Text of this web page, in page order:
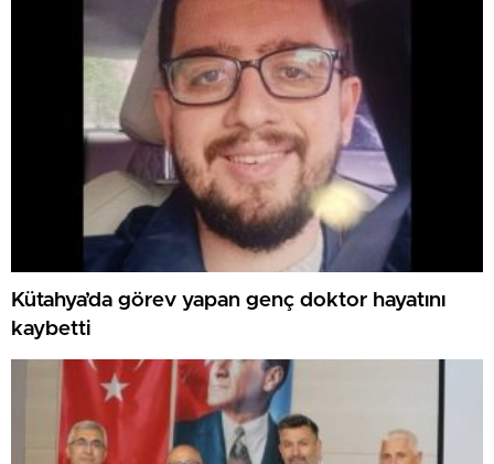
Kütahya’da görev yapan genç doktor hayatını
kaybetti